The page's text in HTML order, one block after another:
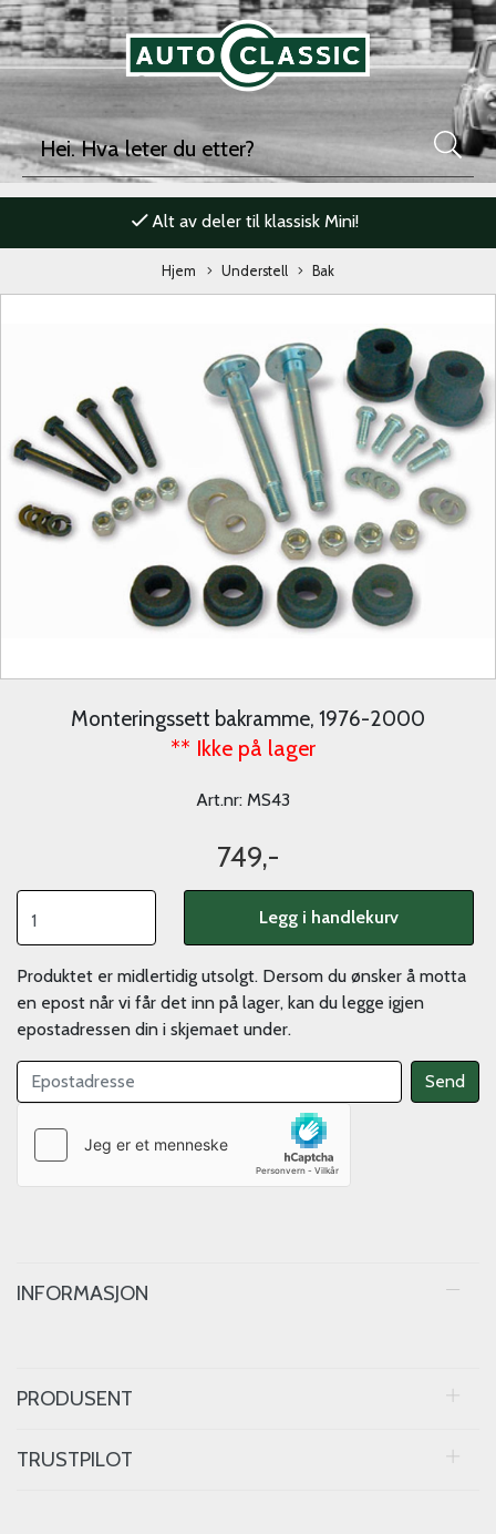
Alt av deler til klassisk Mini!
Hjem Understell Bak
Monteringssett bakramme, 1976-2000
** Ikke på lager
Art.nr: MS43
749,-
Legg i handlekurv
Produktet er midlertidig utsolgt. Dersom du ønsker å motta
en epost når vi får det inn på lager, kan du legge igjen
epostadressen din i skjemaet under.
INFORMASJON
PRODUSENT
TRUSTPILOT